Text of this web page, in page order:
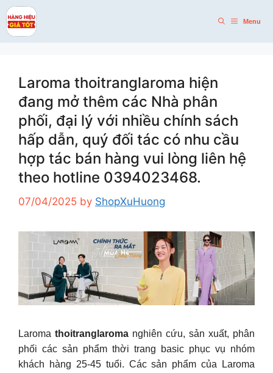
Skip
to
content
Menu
Laroma thoitranglaroma hiện
đang mở thêm các Nhà phân
phối, đại lý với nhiều chính sách
hấp dẫn, quý đối tác có nhu cầu
hợp tác bán hàng vui lòng liên hệ
theo hotline 0394023468.
07/04/2025 by ShopXuHuong
Laroma thoitranglaroma nghiên cứu, sản xuất, phân
phối các sản phẩm thời trang basic phục vụ nhóm
khách hàng 25-45 tuổi. Các sản phẩm của Laroma